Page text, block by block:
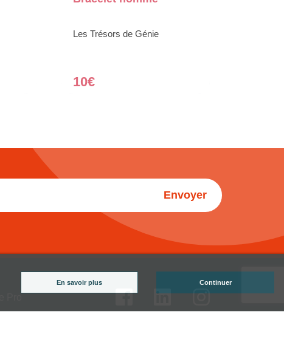
Les Trésors de Génie
10€
Envoyer
En savoir plus Continuer